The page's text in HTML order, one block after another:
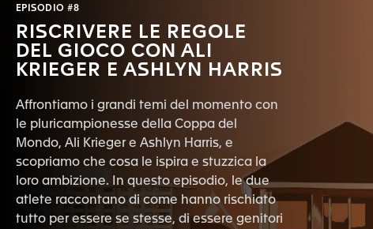
EPISODIO #8
RISCRIVERE LE REGOLE
DEL GIOCO CON ALI
KRIEGER E ASHLYN HARRIS
Affrontiamo i grandi temi del momento con
le pluricampionesse della Coppa del
Mondo, Ali Krieger e Ashlyn Harris, e
scopriamo che cosa le ispira e stuzzica la
loro ambizione. In questo episodio, le due
atlete raccontano di come hanno rischiato
tutto per essere se stesse, di essere genitori